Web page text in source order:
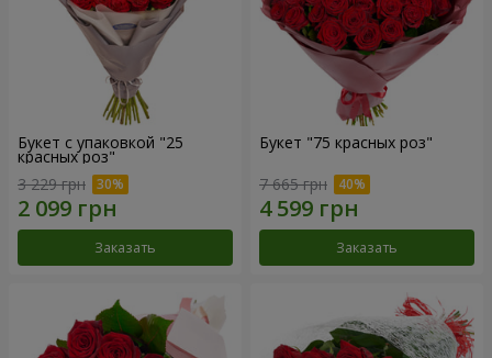
Букет с упаковкой "25
красных роз"
3 229 грн
Заказать
Букет "75 красных роз"
7 665 грн
Заказать